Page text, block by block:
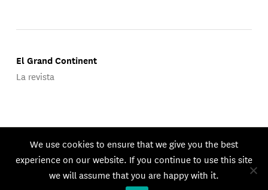
El Grand Continent
La revista
© 2026 GEG. Todos los derechos reservados.
We use cookies to ensure that we give you the best
experience on our website. If you continue to use this site
we will assume that you are happy with it.